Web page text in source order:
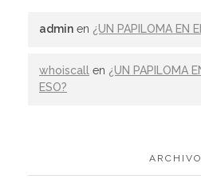
admin en ¿UN PAPILOMA EN
whoiscall en ¿UN PAPILOMA
ESO?